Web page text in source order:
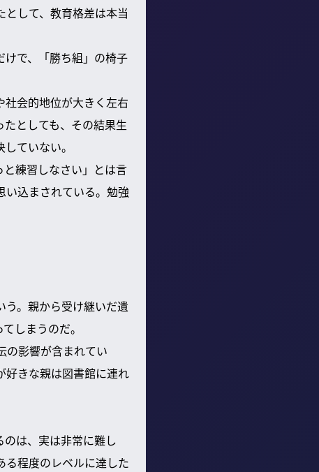
して、教育格差は本当
で、「勝ち組」の椅子
会的地位が大きく左右
としても、その結果生
ていない。
練習しなさい」とは言
い込まされている。勉強
う。親から受け継いだ遺
しまうのだ。
の影響が含まれてい
好きな親は図書館に連れ
は、実は非常に難し
る程度のレベルに達した